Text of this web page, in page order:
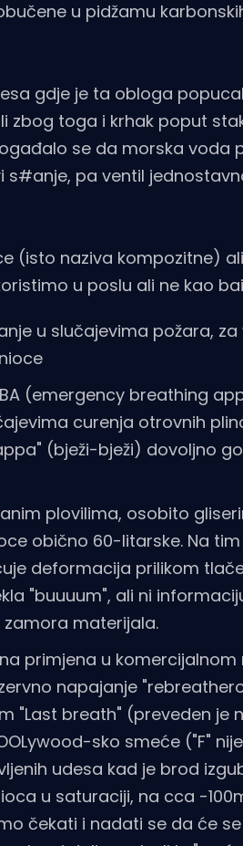
u pidžamu
gdje je ta obloga
zbog toga i krhak poput
se da morska voda
s#anje, pa ventil
(isto naziva kompozitne)
u poslu ali ne kao
u slučajevima požara,
(emergency breathing
curenja otrovnih
(bježi-bježi) dovoljno
plovilima, osobito
obično 60-litarske. Na
deformacija prilikom
"buuuum", ali ni
materijala.
primjena u komercijalnom
napajanje
"Last breath" (preveden je
sko smeće ("F"
udesa kad je brod
u saturaciji, na cca -
čekati i nadati se da će